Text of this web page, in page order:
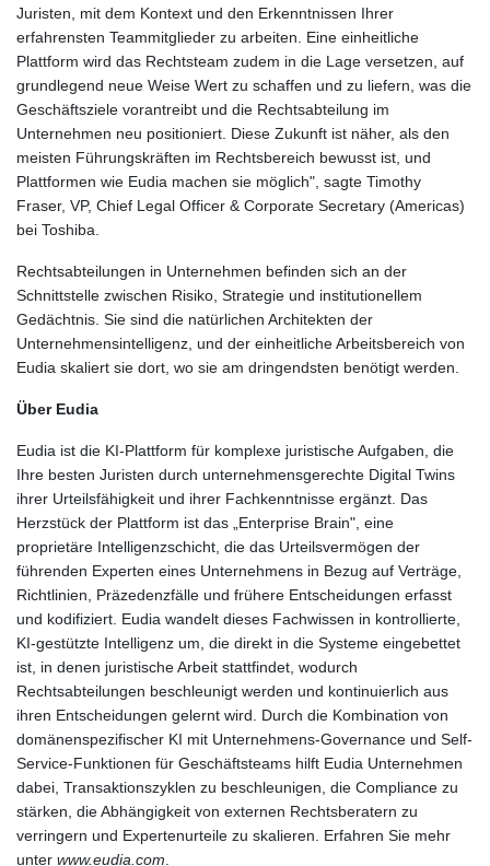
Juristen, mit dem Kontext und den Erkenntnissen Ihrer
erfahrensten Teammitglieder zu arbeiten. Eine einheitliche
Plattform wird das Rechtsteam zudem in die Lage versetzen, auf
grundlegend neue Weise Wert zu schaffen und zu liefern, was die
Geschäftsziele vorantreibt und die Rechtsabteilung im
Unternehmen neu positioniert. Diese Zukunft ist näher, als den
meisten Führungskräften im Rechtsbereich bewusst ist, und
Plattformen wie Eudia machen sie möglich", sagte Timothy
Fraser, VP, Chief Legal Officer & Corporate Secretary (Americas)
bei Toshiba.
Rechtsabteilungen in Unternehmen befinden sich an der
Schnittstelle zwischen Risiko, Strategie und institutionellem
Gedächtnis. Sie sind die natürlichen Architekten der
Unternehmensintelligenz, und der einheitliche Arbeitsbereich von
Eudia skaliert sie dort, wo sie am dringendsten benötigt werden.
Über Eudia
Eudia ist die KI-Plattform für komplexe juristische Aufgaben, die
Ihre besten Juristen durch unternehmensgerechte Digital Twins
ihrer Urteilsfähigkeit und ihrer Fachkenntnisse ergänzt. Das
Herzstück der Plattform ist das „Enterprise Brain", eine
proprietäre Intelligenzschicht, die das Urteilsvermögen der
führenden Experten eines Unternehmens in Bezug auf Verträge,
Richtlinien, Präzedenzfälle und frühere Entscheidungen erfasst
und kodifiziert. Eudia wandelt dieses Fachwissen in kontrollierte,
KI-gestützte Intelligenz um, die direkt in die Systeme eingebettet
ist, in denen juristische Arbeit stattfindet, wodurch
Rechtsabteilungen beschleunigt werden und kontinuierlich aus
ihren Entscheidungen gelernt wird. Durch die Kombination von
domänenspezifischer KI mit Unternehmens-Governance und Self-
Service-Funktionen für Geschäftsteams hilft Eudia Unternehmen
dabei, Transaktionszyklen zu beschleunigen, die Compliance zu
stärken, die Abhängigkeit von externen Rechtsberatern zu
verringern und Expertenurteile zu skalieren. Erfahren Sie mehr
unter www.eudia.com.